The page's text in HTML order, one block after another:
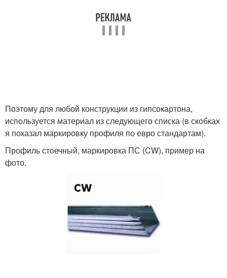
Поэтому для любой конструкции из гипсокартона,
используется материал из следующего списка (в скобках
я показал маркировку профиля по евро стандартам).
Профиль стоечный, маркировка ПС (CW), пример на
фото.